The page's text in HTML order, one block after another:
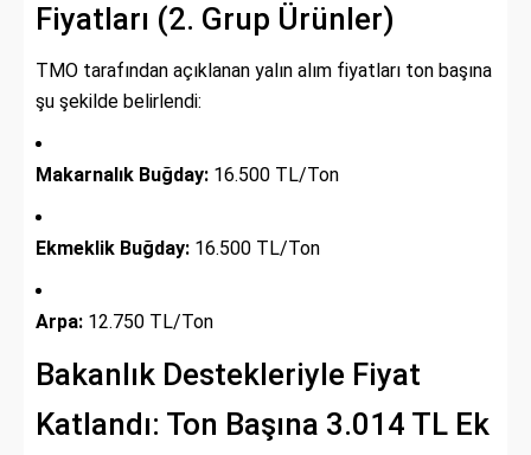
Fiyatları (2. Grup Ürünler)
TMO tarafından açıklanan yalın alım fiyatları ton başına
şu şekilde belirlendi:
Makarnalık Buğday: 16.500 TL/Ton
Ekmeklik Buğday: 16.500 TL/Ton
Arpa: 12.750 TL/Ton
Bakanlık Destekleriyle Fiyat
Katlandı: Ton Başına 3.014 TL Ek